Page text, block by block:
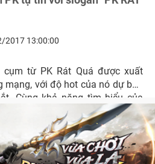
2017 13:00:00
cụm từ PK Rát Quá được xuất
mạng, với độ hot của nó dự báo
Cùng khả năng tìm hiểu của
thì chắc hẳn các tính năng và
Võ Thần PK không còn nhiều bí